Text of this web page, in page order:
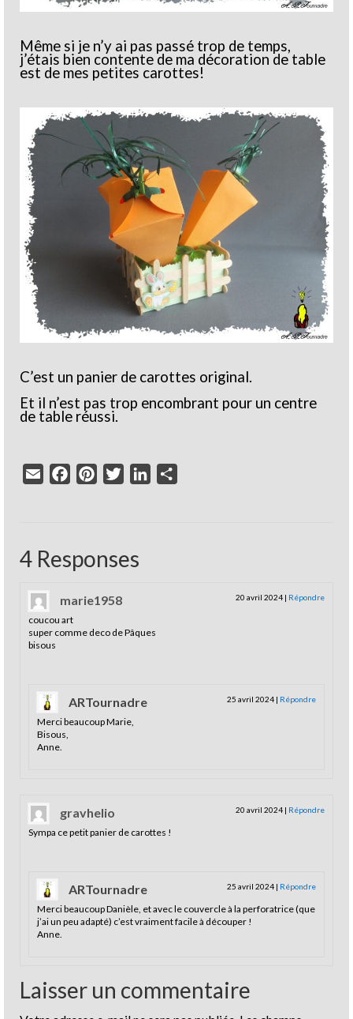
Même si je n’y ai pas passé trop de temps,
j’étais bien contente de ma décoration de table
est de mes petites carottes!
C’est un panier de carottes original.
Et il n’est pas trop encombrant pour un centre
de table réussi.
Email FacebookPinterestTwitterLinkedIn
4 Responses
marie1958 20 avril 2024 | Répondre
coucou art
super comme deco de Pâques
bisous
ARTournadre 25 avril 2024 | Répondre
Merci beaucoup Marie,
Bisous,
Anne.
gravhelio 20 avril 2024 | Répondre
Sympa ce petit panier de carottes !
ARTournadre 25 avril 2024 | Répondre
Merci beaucoup Danièle, et avec le couvercle à la perforatrice (que
j’ai un peu adapté) c’est vraiment facile à découper !
Anne.
Laisser un commentaire